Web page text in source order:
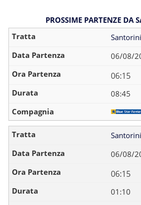
PROSSIME PARTENZE DA
06/08/
06:15
08:45
06/08/
06:15
01:10